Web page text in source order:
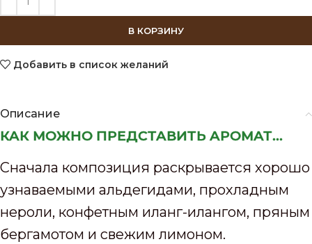
В КОРЗИНУ
Добавить в список желаний
Описание
КАК МОЖНО ПРЕДСТАВИТЬ АРОМАТ...
Сначала композиция раскрывается хорошо
узнаваемыми альдегидами, прохладным
нероли, конфетным иланг-илангом, пряным
бергамотом и свежим лимоном.